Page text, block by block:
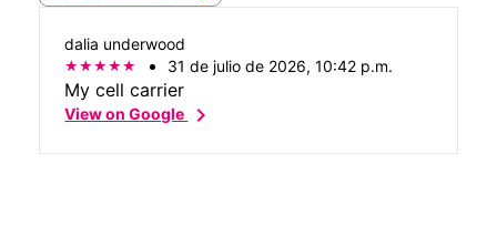
dalia underwood
31 de julio de 2026, 10:42 p.m.
My cell carrier
View on Googlechevron_right